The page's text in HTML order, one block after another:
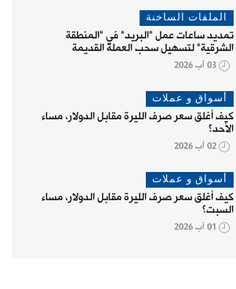
الملفات الساخنة
تمديد ساعات عمل "البريد" في "المنطقة
الشرقية" لتسهيل سحب العملة القديمة
03 آب 2026
أسواق و عملات
كيف أغلق سعر صرف الليرة مقابل الدولار، مساء
الأحد؟
02 آب 2026
أسواق و عملات
كيف أغلق سعر صرف الليرة مقابل الدولار، مساء
السبت؟
01 آب 2026